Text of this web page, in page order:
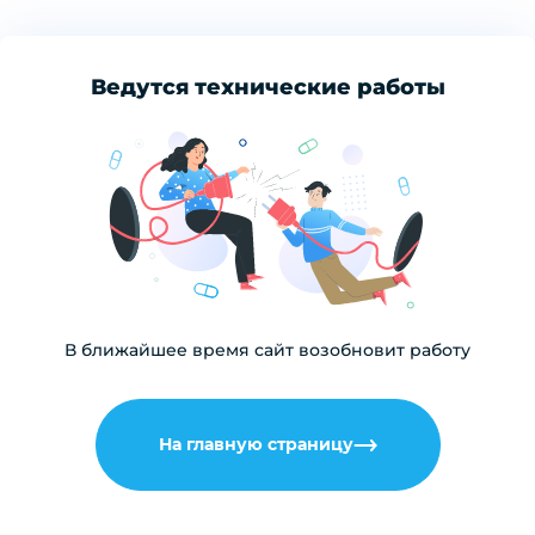
Ведутся технические работы
В ближайшее время сайт возобновит работу
На главную страницу